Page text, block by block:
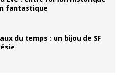
fantastique
du temps : un bijou de SF